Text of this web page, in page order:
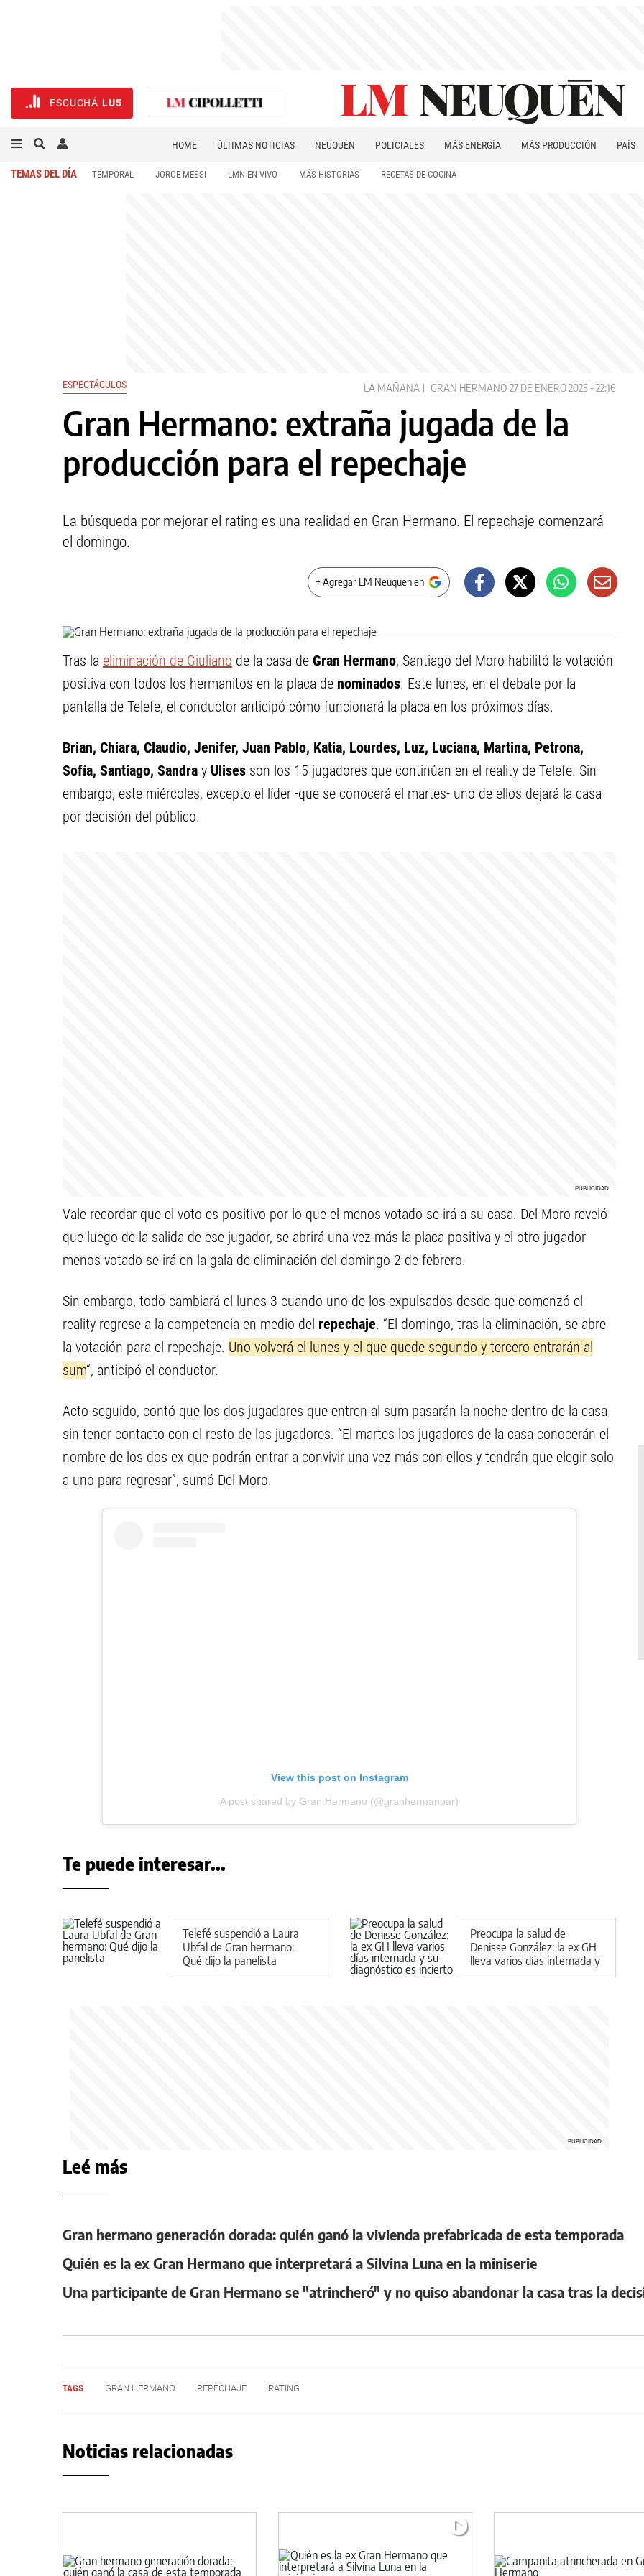
ESCUCHÁ LU5
HOME ÚLTIMAS NOTICIAS NEUQUÉN POLICIALES MÁS ENERGÍA MÁS PRODUCCIÓN
PAÍS
TEMAS DEL DÍA TEMPORAL JORGE MESSI LMN EN VIVO MÁS HISTORIAS RECETAS DE COCINA
ESPECTÁCULOS LA MAÑANA GRAN HERMANO 27 DE ENERO 2025 - 22:16
Gran Hermano: extraña jugada de la
producción para el repechaje
La búsqueda por mejorar el rating es una realidad en Gran Hermano. El repechaje comenzará
el domingo.
+ Agregar LM Neuquen en
Tras la eliminación de Giuliano de la casa de Gran Hermano, Santiago del Moro habilitó la votación
positiva con todos los hermanitos en la placa de nominados. Este lunes, en el debate por la
pantalla de Telefe, el conductor anticipó cómo funcionará la placa en los próximos días.
Brian, Chiara, Claudio, Jenifer, Juan Pablo, Katia, Lourdes, Luz, Luciana, Martina, Petrona,
Sofía, Santiago, Sandra y Ulises son los 15 jugadores que continúan en el reality de Telefe. Sin
embargo, este miércoles, excepto el líder -que se conocerá el martes- uno de ellos dejará la casa
por decisión del público.
Vale recordar que el voto es positivo por lo que el menos votado se irá a su casa. Del Moro reveló
que luego de la salida de ese jugador, se abrirá una vez más la placa positiva y el otro jugador
menos votado se irá en la gala de eliminación del domingo 2 de febrero.
Sin embargo, todo cambiará el lunes 3 cuando uno de los expulsados desde que comenzó el
reality regrese a la competencia en medio del repechaje. “El domingo, tras la eliminación, se abre
la votación para el repechaje. Uno volverá el lunes y el que quede segundo y tercero entrarán al
sum“, anticipó el conductor.
Acto seguido, contó que los dos jugadores que entren al sum pasarán la noche dentro de la casa
sin tener contacto con el resto de los jugadores. “El martes los jugadores de la casa conocerán el
nombre de los dos ex que podrán entrar a convivir una vez más con ellos y tendrán que elegir solo
a uno para regresar”, sumó Del Moro.
View this post on Instagram
A post shared by Gran Hermano (@granhermanoar)
Te puede interesar...
Telefé suspendió a Laura
Ubfal de Gran hermano:
Qué dijo la panelista
Preocupa la salud de
Denisse González: la ex GH
lleva varios días internada y
su diagnóstico es incierto
Leé más
Gran hermano generación dorada: quién ganó la vivienda prefabricada de esta temporada
Quién es la ex Gran Hermano que interpretará a Silvina Luna en la miniserie
Una participante de Gran Hermano se "atrincheró" y no quiso abandonar la casa tras la
TAGS GRAN HERMANO REPECHAJE RATING
Noticias relacionadas